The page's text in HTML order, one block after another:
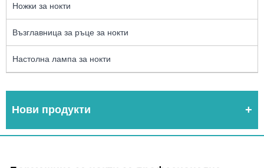
Ножки за нокти
Възглавница за ръце за нокти
Настолна лампа за нокти
Нови продукти